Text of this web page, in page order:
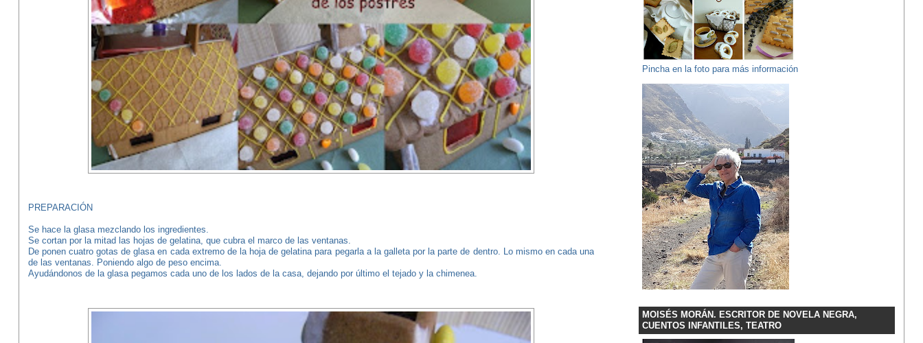
PREPARACIÓN
Se hace la glasa mezclando los ingredientes.
Se cortan por la mitad las hojas de gelatina, que cubra el marco de las ventanas.
De ponen cuatro gotas de glasa en cada extremo de la hoja de gelatina para pegarla a la galleta por la parte de dentro. Lo mismo en cada una
de las ventanas. Poniendo algo de peso encima.
Ayudándonos de la glasa pegamos cada uno de los lados de la casa, dejando por último el tejado y la chimenea.
Pincha en la foto para más información
MOISÉS MORÁN. ESCRITOR DE NOVELA NEGRA,
CUENTOS INFANTILES, TEATRO